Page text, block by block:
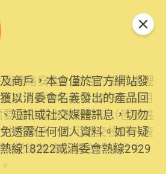
商戶，本會僅於官方網站發
以消委會名義發出的產品回
短訊或社交媒體訊息，切勿
透露任何個人資料。如有疑
線18222或消委會熱線2929
網絡安全，本會的投訴處理
推出新功能。由2025年11月
提供基本聯絡資料（包括姓
冊帳戶，才可提交投訴、查
紀錄將清晰整合於帳戶中，
關閉